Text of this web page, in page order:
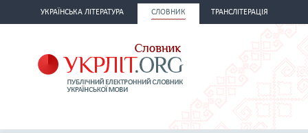
УКРАЇНСЬКА ЛІТЕРАТУРА СЛОВНИК ТРАНСЛІТЕРАЦІЯ